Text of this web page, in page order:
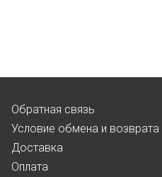
Обратная связь
Условие обмена и возврата
Доставка
Оплата